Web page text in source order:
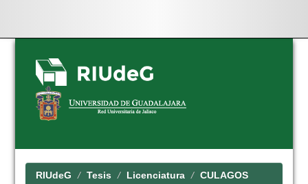
Skip
navigation
RIUdeG Tesis Licenciatura CULAGOS